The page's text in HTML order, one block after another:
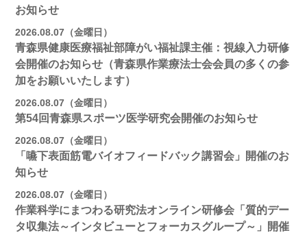
お知らせ
2026.08.07（金曜日）
青森県健康医療福祉部障がい福祉課主催：視線入力研修
会開催のお知らせ（青森県作業療法士会会員の多くの参
加をお願いいたします）
2026.08.07（金曜日）
第54回青森県スポーツ医学研究会開催のお知らせ
2026.08.07（金曜日）
「嚥下表面筋電バイオフィードバック講習会」開催のお
知らせ
2026.08.07（金曜日）
作業科学にまつわる研究法オンライン研修会「質的デー
タ収集法～インタビューとフォーカスグループ～」開催